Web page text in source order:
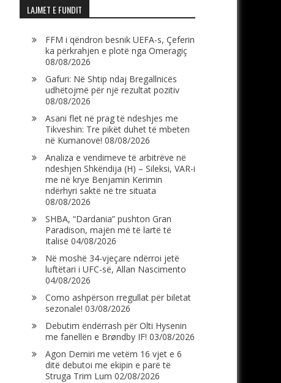
LAJMET E FUNDIT
FFM i qëndron besnik UEFA-s, Çeferin
ka përkrahjen e plotë nga Omeragiç
08/08/2026
Gafuri: Në Shtip ndaj Bregallnicës
udhëtojmë për një rezultat pozitiv
08/08/2026
Asani flet në prag të ndeshjes me
Tikveshin: Tre pikët duhet të mbeten
në Kumanovë! 08/08/2026
Analiza e vendimeve të arbitrëve në
ndeshjen Shkëndija (H) – Sileksi, VAR-i
me në krye Benjamin Kerimin
ndërhyri saktë në tre situata
08/08/2026
SHBA, “Dardania” pushton Gran
Paradison, majën më të lartë të
Italisë 04/08/2026
Në moshë 34-vjeçare ndërroi jetë
luftëtari i UFC-së, Allan Nascimento
04/08/2026
Como ashpërson rregullat për biletat
sezonale! 03/08/2026
Debutim ëndërrash për Olti Hysenin
me fanellën e Brøndby IF! 03/08/2026
Agon Demiri me vetëm 16 vjet e 6
ditë debutoi me ekipin e parë të
Struga Trim Lum 02/08/2026